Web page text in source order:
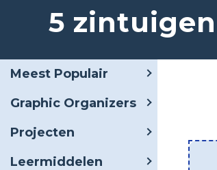
5
Meest Populair
Graphic Organizers
Projecten
Leermiddelen